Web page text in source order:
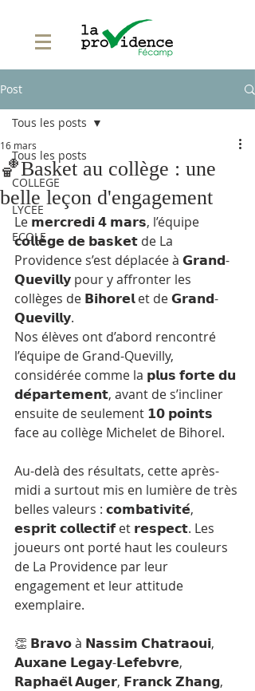
Post
Tous les posts
COLLEGE
LYCEE
ECOLE
Tous les posts
🏀Basket au collège : une
belle leçon d'engagement
16 mars
Le 𝗺𝗲𝗿𝗰𝗿𝗲𝗱𝗶 𝟰 𝗺𝗮𝗿𝘀, l’équipe
𝗰𝗼𝗹𝗹𝗲̀𝗴𝗲 𝗱𝗲 𝗯𝗮𝘀𝗸𝗲𝘁 de La
Providence s’est déplacée à 𝗚𝗿𝗮𝗻𝗱-
𝗤𝘂𝗲𝘃𝗶𝗹𝗹𝘆 pour y affronter les
collèges de 𝗕𝗶𝗵𝗼𝗿𝗲𝗹 et de 𝗚𝗿𝗮𝗻𝗱-
𝗤𝘂𝗲𝘃𝗶𝗹𝗹𝘆.
Nos élèves ont d’abord rencontré
l’équipe de Grand-Quevilly,
considérée comme la 𝗽𝗹𝘂𝘀 𝗳𝗼𝗿𝘁𝗲 𝗱𝘂
𝗱𝗲́𝗽𝗮𝗿𝘁𝗲𝗺𝗲𝗻𝘁, avant de s’incliner
ensuite de seulement 𝟭𝟬 𝗽𝗼𝗶𝗻𝘁𝘀
face au collège Michelet de Bihorel.
Au-delà des résultats, cette après-
midi a surtout mis en lumière de très
belles valeurs : 𝗰𝗼𝗺𝗯𝗮𝘁𝗶𝘃𝗶𝘁𝗲́,
𝗲𝘀𝗽𝗿𝗶𝘁 𝗰𝗼𝗹𝗹𝗲𝗰𝘁𝗶𝗳 et 𝗿𝗲𝘀𝗽𝗲𝗰𝘁. Les
joueurs ont porté haut les couleurs
de La Providence par leur
engagement et leur attitude
exemplaire.
👏 𝗕𝗿𝗮𝘃𝗼 à 𝗡𝗮𝘀𝘀𝗶𝗺 𝗖𝗵𝗮𝘁𝗿𝗮𝗼𝘂𝗶,
𝗔𝘂𝘅𝗮𝗻𝗲 𝗟𝗲𝗴𝗮𝘆-𝗟𝗲𝗳𝗲𝗯𝘃𝗿𝗲,
𝗥𝗮𝗽𝗵𝗮𝗲̈𝗹 𝗔𝘂𝗴𝗲𝗿, 𝗙𝗿𝗮𝗻𝗰𝗸 𝗭𝗵𝗮𝗻𝗴,